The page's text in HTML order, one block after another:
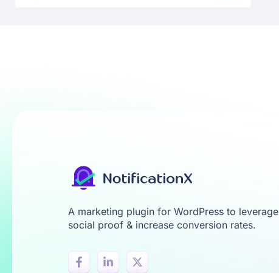
A marketing plugin for WordPress to leverage
social proof & increase conversion rates.